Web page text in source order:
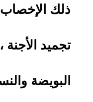
ذلك
تجميد الأجنة
البويضة